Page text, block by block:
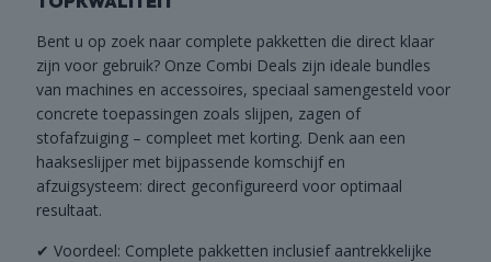
Bent u op zoek naar complete pakketten die direct klaar
zijn voor gebruik? Onze Combi Deals zijn ideale bundles
van machines en accessoires, speciaal samengesteld voor
concrete toepassingen zoals slijpen, zagen of
stofafzuiging – compleet met korting. Denk aan een
haakseslijper met bijpassende komschijf en
afzuigsysteem: direct geconfigureerd voor optimaal
resultaat.
✔ Voordeel: Complete pakketten inclusief aantrekkelijke